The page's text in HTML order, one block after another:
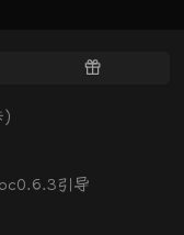
随
引导